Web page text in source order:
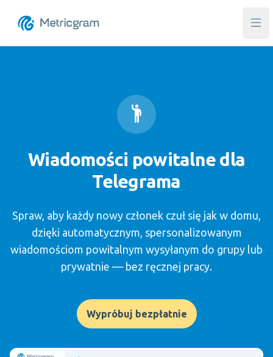
Wiadomości powitalne dla
Telegrama
Spraw, aby każdy nowy członek czuł się jak w domu,
dzięki automatycznym, spersonalizowanym
wiadomościom powitalnym wysyłanym do grupy lub
prywatnie — bez ręcznej pracy.
Wypróbuj bezpłatnie